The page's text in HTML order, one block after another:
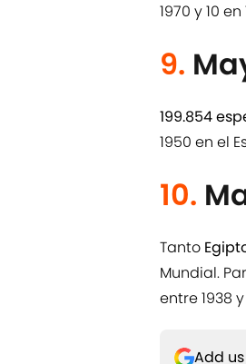
1970 y 10 en
9.
199.854
1950 en el
10.
Tanto
Mundial.
entre 1938 y
Add